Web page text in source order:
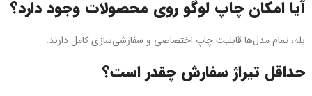
آیا امکان چاپ لوگو روی محصولات وجود دارد؟
بله، تمام مدل‌ها قابلیت چاپ اختصاصی و سفارشی‌سازی کامل دارند.
حداقل تیراژ سفارش چقدر است؟